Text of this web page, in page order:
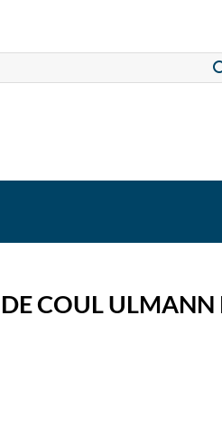
COUL